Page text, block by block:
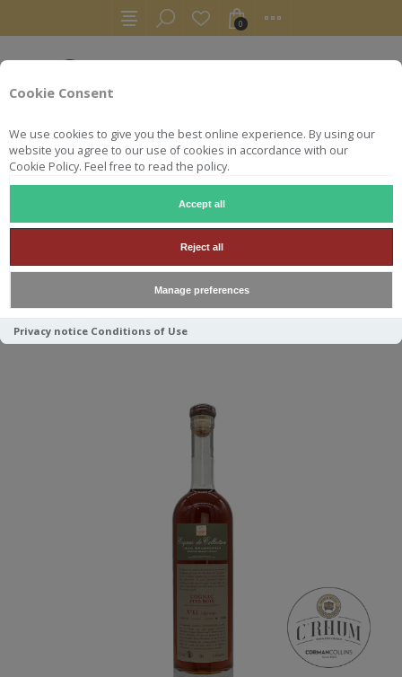
Cookie Consent
We use cookies to give you the best online experience. By using our
website you agree to our use of cookies in accordance with our
Cookie Policy. Feel free to read the policy.
Accept all
Reject all
Manage preferences
Privacy notice Conditions of Use
0
COGNAC GROSPERRIN N°61
FINS BOIS 43.8° 70CL